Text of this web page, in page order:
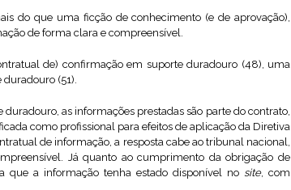
do que uma ficção de conhecimento (e de aprovação),
de forma clara e compreensível.
de) confirmação em suporte duradouro (48), uma
(51).
as informações prestadas são parte do contrato,
como profissional para efeitos de aplicação da Diretiva
de informação, a resposta cabe ao tribunal nacional,
Já quanto ao cumprimento da obrigação de
que a informação tenha estado disponível no site, com